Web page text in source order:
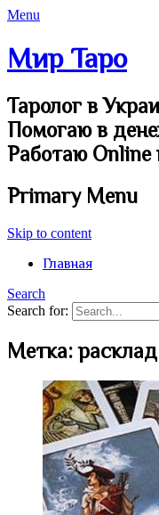
Menu
Мир Таро
Таролог в
Помогаю в
Работаю Online
Primary Menu
Skip to content
Главная
Search
Search for:
Метка: